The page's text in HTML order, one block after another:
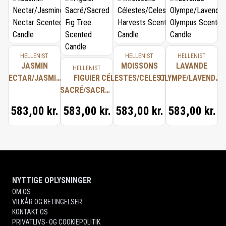
HELLENIST
JASMIN
NECTAR/JASMINE
CANDLE
583,00 kr.
HELLENIST
FIGUIER
SACRÉ/SACRED
SCENTED
CANDLE
583,00 kr.
HELLENIST
MOISSONS
CÉLESTES/CELESTIAL
HARVESTS SCENTED
583,00 kr.
HELLENIST
LAVANDE
OLYMPE/LAVENDER
583,00 kr.
NYTTIGE OPLYSNINGER
OM OS
VILKÅR OG BETINGELSER
KONTAKT OS
PRIVATLIVS- OG COOKIEPOLITIK